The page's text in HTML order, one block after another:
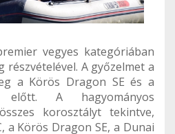
vegyes kategóriában
részvételével. A győzelmet a
a Körös Dragon SE és a
előtt. A hagyományos
korosztályt tekintve,
a Körös Dragon SE, a Dunai